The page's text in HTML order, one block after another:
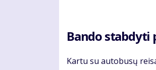
Ban­do stab­dy­ti
Kar­tu su au­to­bu­sų